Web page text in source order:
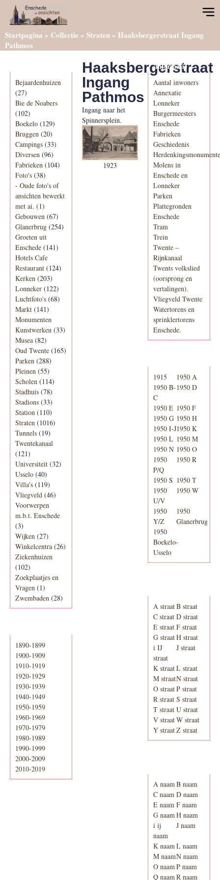
Startpagina » Collectie » Straten» Haaksbergerstraat Ingang
Pathmos
Bejaardenhuizen
(27)
Bie de Noabers
(102)
Boekelo (129)
Bruggen (20)
Campings (33)
Diversen (96)
Fabrieken (104)
Foto's (38)
- Oude foto's of
ansichten bewerkt
met ai. (1)
Gebouwen (67)
Glanerbrug (254)
Groeten uit
Enschede (141)
Hotels Cafe
Restaurant (124)
Kerken (203)
Lonneker (122)
Luchtfoto's (68)
Markt (141)
Monumenten
Kunstwerken (33)
Musea (82)
Oud Twente (165)
Parken (288)
Pleinen (55)
Scholen (114)
Stadhuis (78)
Stadions (33)
Station (110)
Straten (1016)
Tunnels (19)
Twentekanaal
(121)
Universiteit (32)
Usselo (40)
Villa's (119)
Vliegveld (46)
Voorwerpen
m.b.t. Enschede
(3)
Wijken (27)
Winkelcentra (26)
Ziekenhuizen
(102)
Zoekplaatjes en
Vragen (1)
Zwembaden (28)
1890-1899
1900-1909
1910-1919
1920-1929
1930-1939
1940-1949
1950-1959
1960-1969
1970-1979
1980-1989
1990-1999
2000-2009
2010-2019
Haaksbergerstraat
Ingang
Pathmos
Ingang naar het
Spinnersplein.
1923
Informatie
Aantal inwoners
Annexatie
Lonneker
Burgermeesters
Enschede
Fabrieken
Geschiedenis
Molens in
Enschede en
Lonneker
Parken
Plattegronden
Enschede
Tram
Trein
Twente –
Rijnkanaal
Twents volkslied
(oorsprong en
vertalingen).
Vliegveld Twente
Watertorens en
sprinklertorens
Enschede.
1915
1950 A
1950 B-
C
1950 D
1950 E 1950 F
1950 G 1950 H
1950 I-J1950 K
1950 L 1950 M
1950 N 1950 O
1950
P/Q
1950 R
1950 S 1950 T
1950
U/V
1950 W
1950
Y/Z
1950
Glanerbrug
1950
Boekelo-
Usselo
A straatB straat
C straat D straat
E straat F straat
G straatH straat
i IJ
straat
J straat
K straatL straat
M straatN straat
O straatP straat
R straat S straat
T straat U straat
V straatW straat
Y straatZ straat
A naamB naam
C naam D naam
E naam F naam
G naamH naam
i ij
naam
J naam
K naamL naam
M naamN naam
O naamP naam
Q naamR naam